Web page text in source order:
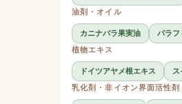
油剤・オイル
カニナバラ果実油 パラフ
植物エキス
ドイツアヤメ根エキス ス
乳化剤・非イオン界面活性剤